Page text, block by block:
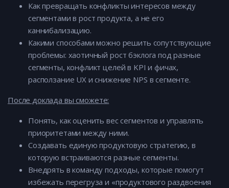
Как превращать конфликты интересов между
сегментами в рост продукта, а не его
каннибализацию.
Какими способами можно решить сопутствующие
проблемы: хаотичный рост бэклога под разные
сегменты, конфликт целей в KPI и фичах,
расползание UX и снижение NPS в сегменте.
После доклада вы сможете:
Понять, как оценить вес сегментов и управлять
приоритетами между ними.
Создавать единую продуктовую стратегию, в
которую встраиваются разные сегменты.
Внедрять в команду подходы, которые помогут
избежать перегруза и «продуктового раздвоения